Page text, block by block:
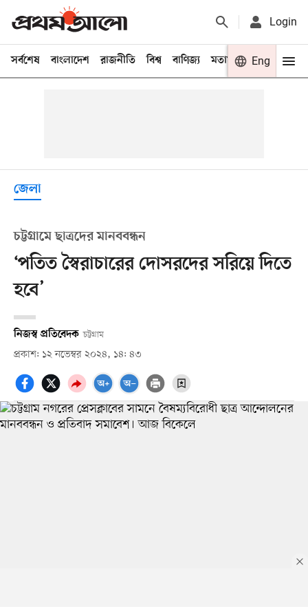
Login
সর্বশেষ বাংলাদেশ রাজনীতি বিশ্ব বাণিজ্য মতামত খেলা
Eng
জেলা
চট্টগ্রামে ছাত্রদের মানববন্ধন
‘পতিত স্বৈরাচারের দোসরদের সরিয়ে দিতে
হবে’
নিজস্ব প্রতিবেদক চট্টগ্রাম
প্রকাশ: ১২ নভেম্বর ২০২৪, ১৪: ৪৩